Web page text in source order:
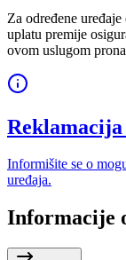
Za određene
uplatu premije
ovom uslugom
Informišite se o
uređaja.
Informacije